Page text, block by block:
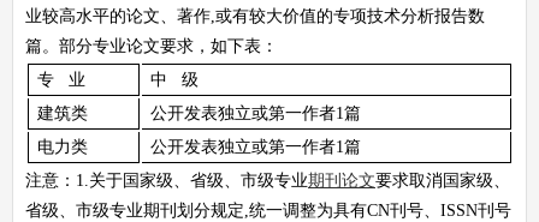
业较高水平的论文、著作,或有较大价值的专项技术分析报告数
篇。部分专业论文要求，如下表：
专 业
中 级
建筑类
公开发表独立或第一作者1篇
电力类
公开发表独立或第一作者1篇
注意：1.关于国家级、省级、市级专业期刊论文要求取消国家级、
省级、市级专业期刊划分规定,统一调整为具有CN刊号、ISSN刊号